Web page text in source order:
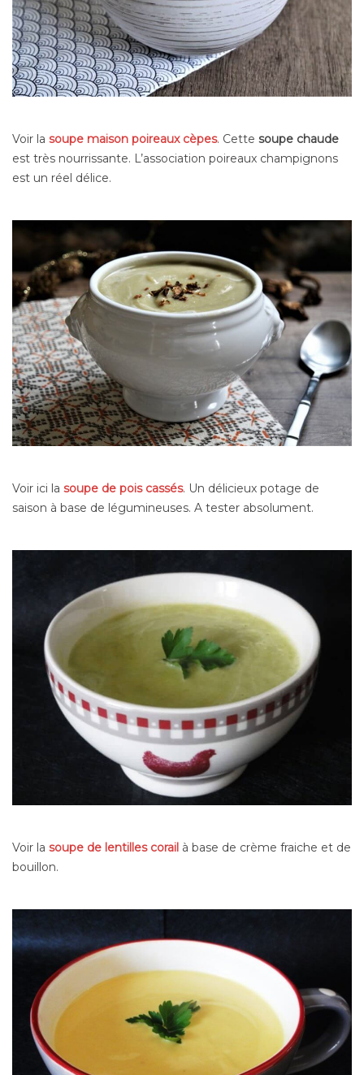
Voir la soupe maison poireaux cèpes. Cette soupe chaude
est très nourrissante. L’association poireaux champignons
est un réel délice.
Voir ici la soupe de pois cassés. Un délicieux potage de
saison à base de légumineuses. A tester absolument.
Voir la soupe de lentilles corail à base de crème fraiche et de
bouillon.